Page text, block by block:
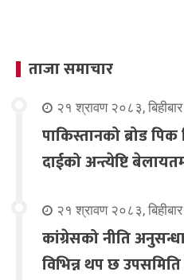
ताजा समाचार
२१ श्रावण २०८३, बिहीबार
पाकिस्तानको ब्रोड
दाईको अन्त्येष्टि
२१ श्रावण २०८३, बिहीबार
कांग्रेसको नीति
विभिन्न थप छ